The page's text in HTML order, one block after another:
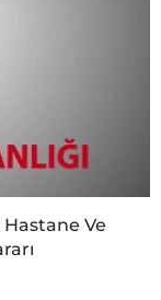
Hastane Ve